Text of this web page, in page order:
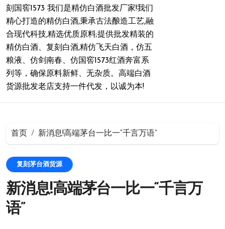
刻国窖1573 我们是精仿白酒批发厂家!我们
精心打造的精仿白酒,秉承古法酿造工艺,融
合现代科技,精选优质原料;提供批发精装的
精仿白酒、复刻白酒,精仿飞天白酒，仿五
粮液、仿剑南春、仿国窖1573红酒奔富系
列等，确保原料新鲜、无杂质。高端白酒
货源批发老店支持一件代发，以诚为本!
首页 新消息!高端茅台一比一“千言万语”
复刻茅台酒货源
新消息!高端茅台一比一“千言万
语”